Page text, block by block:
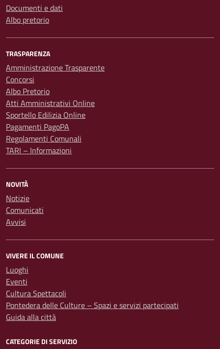
Documenti e dati
Albo pretorio
TRASPARENZA
Amministrazione Trasparente
Concorsi
Albo Pretorio
Atti Amministrativi Online
Sportello Edilizia Online
Pagamenti PagoPA
Regolamenti Comunali
TARI – Informazioni
NOVITÀ
Notizie
Comunicati
Avvisi
VIVERE IL COMUNE
Luoghi
Eventi
Cultura Spettacoli
Pontedera delle Culture – Spazi e servizi partecipati
Guida alla città
CATEGORIE DI SERVIZIO